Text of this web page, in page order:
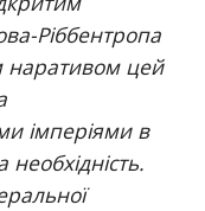
Ріббентропа
наративом цей
імперіями в
необхідність.